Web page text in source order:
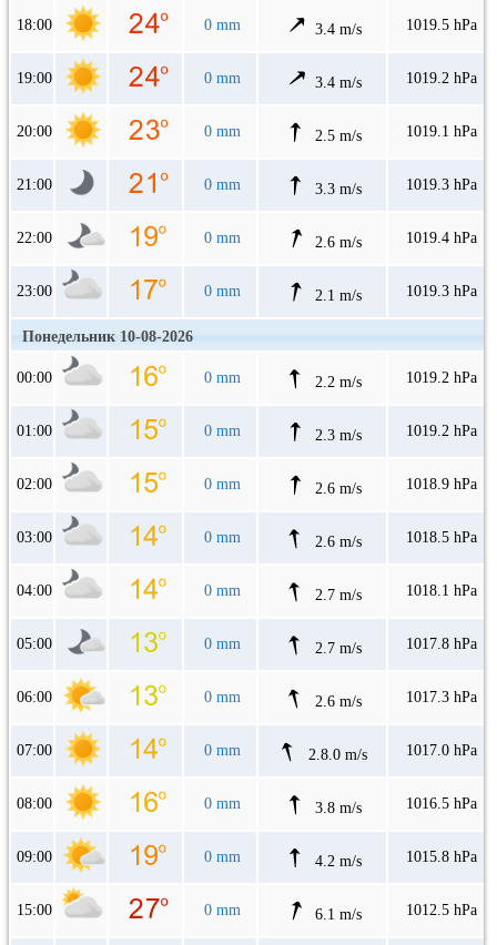
18:00 0 mm 3.4 m/s 1019.5 hPa
19:00 0 mm 3.4 m/s 1019.2 hPa
20:00 0 mm 2.5 m/s 1019.1 hPa
21:00 0 mm 3.3 m/s 1019.3 hPa
22:00 0 mm 2.6 m/s 1019.4 hPa
23:00 0 mm 2.1 m/s 1019.3 hPa
Понедельник 10-08-2026
00:00 0 mm 2.2 m/s 1019.2 hPa
01:00 0 mm 2.3 m/s 1019.2 hPa
02:00 0 mm 2.6 m/s 1018.9 hPa
03:00 0 mm 2.6 m/s 1018.5 hPa
04:00 0 mm 2.7 m/s 1018.1 hPa
05:00 0 mm 2.7 m/s 1017.8 hPa
06:00 0 mm 2.6 m/s 1017.3 hPa
07:00 0 mm 2.8.0 m/s 1017.0 hPa
08:00 0 mm 3.8 m/s 1016.5 hPa
09:00 0 mm 4.2 m/s 1015.8 hPa
15:00 0 mm 6.1 m/s 1012.5 hPa